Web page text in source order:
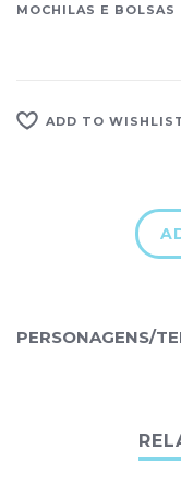
MOCHILAS E BOLSAS
ADD TO
PERSONAGENS/